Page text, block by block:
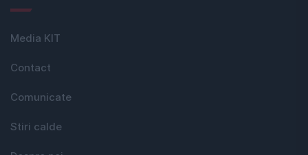
Media KIT
Contact
Comunicate
Stiri calde